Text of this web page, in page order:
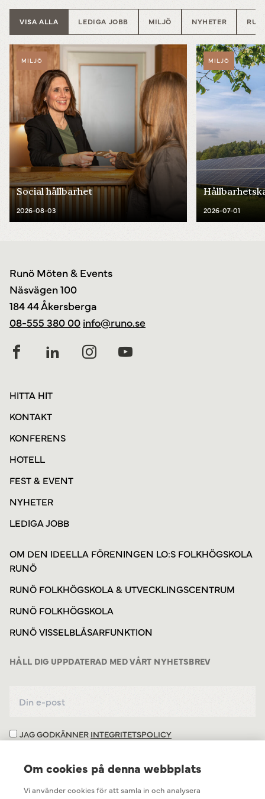
VISA ALLA LEDIGA JOBB MILJÖ NYHETER
MILJÖ
Social hållbarhet
2026-08-03
MILJÖ
2026-07-01
Runö Möten & Events
Näsvägen 100
184 44 Åkersberga
08-555 380 00 info@runo.se
HITTA HIT
KONTAKT
KONFERENS
HOTELL
FEST & EVENT
NYHETER
LEDIGA JOBB
OM DEN IDEELLA FÖRENINGEN LO:S FOLKHÖGSKOLA
RUNÖ
RUNÖ FOLKHÖGSKOLA & UTVECKLINGSCENTRUM
RUNÖ FOLKHÖGSKOLA
RUNÖ VISSELBLÅSARFUNKTION
HÅLL DIG UPPDATERAD MED VÅRT NYHETSBREV
JAG GODKÄNNER INTEGRITETSPOLICY
Om cookies på denna webbplats
Vi använder cookies för att samla in och analysera